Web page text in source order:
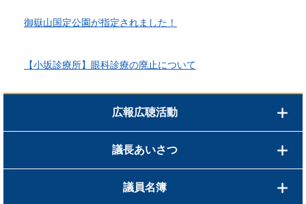
御嶽山国定公園が指定されました！
【小坂診療所】眼科診療の廃止について
広報広聴活動
議長あいさつ
議員名簿